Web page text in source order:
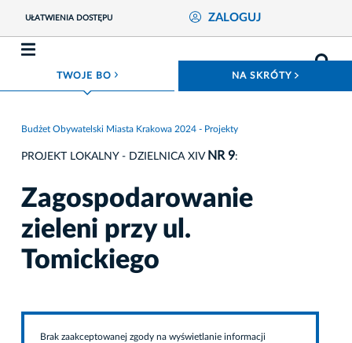
UŁATWIENIA DOSTĘPU ZALOGUJ
TWOJE BO ROZWIŃ MENU NA SKRÓTY
Budżet Obywatelski Miasta Krakowa 2024 - Projekty
PROJEKT LOKALNY - DZIELNICA XIV NR 9:
Zagospodarowanie
zieleni przy ul.
Tomickiego
Brak zaakceptowanej zgody na wyświetlanie informacji